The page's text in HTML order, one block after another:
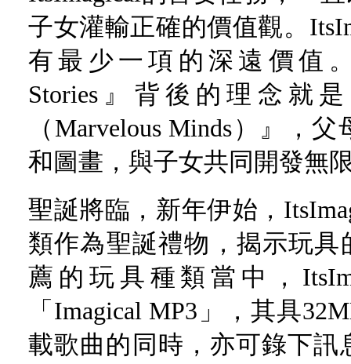
子女灌輸正確的價值觀。
有最少一項的深遠價值
Stories』背後的理念就
（Marvelous Minds）』，
和圖畫，與子女共同開發無
聖誕將臨，新年伊始，
類作為聖誕禮物，揭示玩
薦的玩具種類當中，
「Imagical MP3」，其具
載歌曲的同時，亦可錄下訊